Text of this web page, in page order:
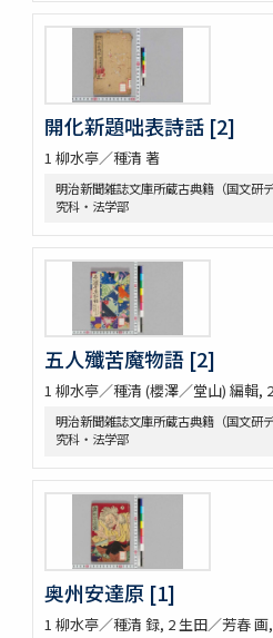
開化新題咄表詩話 [2]
1 柳水亭／種清 著
明治新聞雑誌文庫所蔵古典籍（国文研
究科・法学部
五人殲苦魔物語 [2]
1 柳水亭／種清 (櫻澤／堂山) 編輯,
明治新聞雑誌文庫所蔵古典籍（国文研
究科・法学部
奥州安達原 [1]
1 柳水亭／種清 録, 2 生田／芳春